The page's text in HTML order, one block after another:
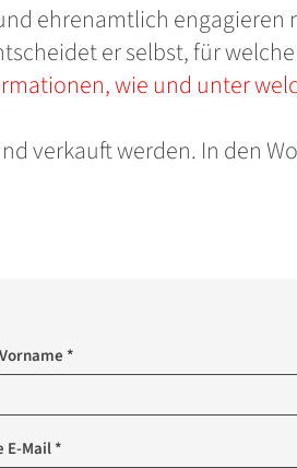
ehrenamtlich
er selbst, für
wie und unter
verkauft werden. In den
*
E-Mail *